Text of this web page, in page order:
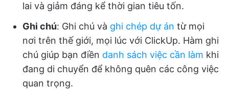
lai và giảm đáng kể thời gian tiêu tốn.
Ghi chú: Ghi chú và ghi chép dự án từ mọi
nơi trên thế giới, mọi lúc với ClickUp. Hàm ghi
chú giúp bạn điền danh sách việc cần làm khi
đang di chuyển để không quên các công việc
quan trọng.